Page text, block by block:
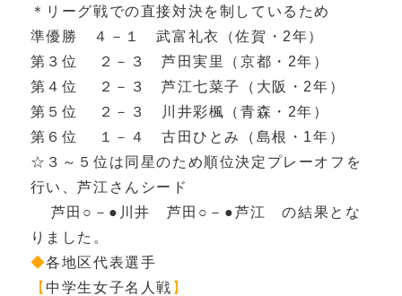
＊リーグ戦での直接対決を制しているため
準優勝 ４－１ 武富礼衣（佐賀・2年）
第３位 ２－３ 芦田実里（京都・2年）
第４位 ２－３ 芦江七菜子（大阪・2年）
第５位 ２－３ 川井彩楓（青森・2年）
第６位 １－４ 古田ひとみ（島根・1年）
☆３～５位は同星のため順位決定プレーオフを
行い、芦江さんシード
芦田○－●川井 芦田○－●芦江 の結果とな
りました。
◆各地区代表選手
【 中学生女子名人戦 】